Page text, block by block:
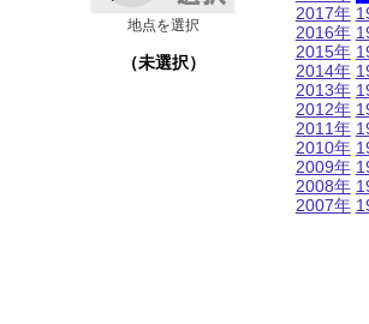
地点を選択
（未選択）
2017年
2016年
2015年
2014年
2013年
2012年
2011年
2010年
2009年
2008年
2007年